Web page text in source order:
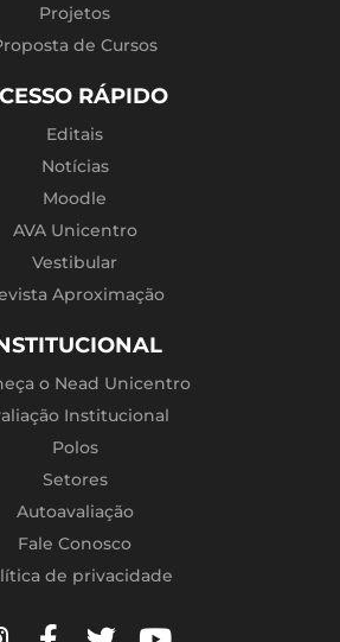
Projetos
de Cursos
RÁPIDO
Editais
Notícias
Moodle
AVA Unicentro
Vestibular
Aproximação
o Nead Unicentro
Institucional
Polos
Setores
Autoavaliação
Fale Conosco
de privacidade